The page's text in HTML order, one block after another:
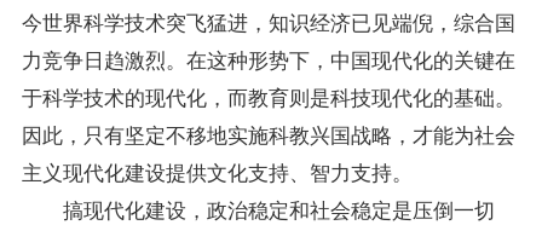
今世界科学技术突飞猛进，知识经济已见端倪，综合国
力竞争日趋激烈。在这种形势下，中国现代化的关键在
于科学技术的现代化，而教育则是科技现代化的基础。
因此，只有坚定不移地实施科教兴国战略，才能为社会
主义现代化建设提供文化支持、智力支持。
搞现代化建设，政治稳定和社会稳定是压倒一切